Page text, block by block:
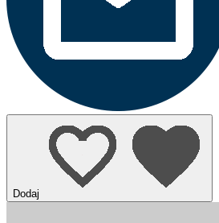
Dodaj